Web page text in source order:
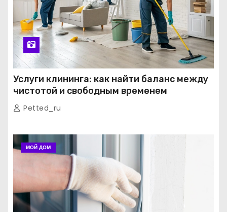
Услуги клининга: как найти баланс между
чистотой и свободным временем
Petted_ru
МОЙ ДОМ